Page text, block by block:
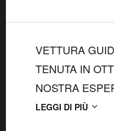
VETTURA
TENUTA IN
NOSTRA
ASSICURA LA
LEGGI DI PIÙ